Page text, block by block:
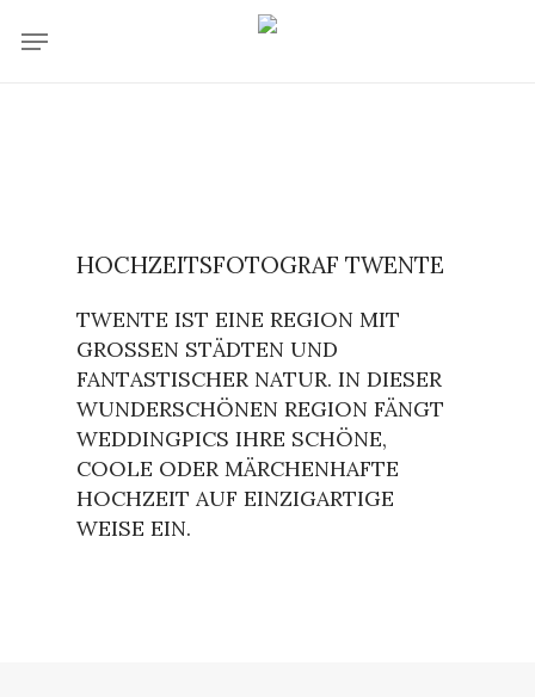
Menu
HOCHZEITSFOTOGRAF TWENTE
TWENTE IST EINE REGION MIT
GROSSEN STÄDTEN UND F
ANTASTISCHER NATUR. IN DIESER W
UNDERSCHÖNEN REGION FÄNGT W
EDDINGPICS IHRE SCHÖNE, C
OOLE ODER MÄRCHENHAFTE H
OCHZEIT AUF EINZIGARTIGE W
EISE EIN.